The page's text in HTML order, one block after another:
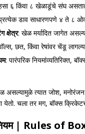
६ किंवा ८ खेळाडूंचे संघ
डाव साधारणपणे ४ ते ८
क्षेत्र: खेळ मर्यादित जागेत
छत, किंवा रेषांवर चेंडू
: पारंपरिक नियमांव्यतिरिक्त,
त्यात जोश,
येतो. चला तर मग, बॉक्स
| Rules of